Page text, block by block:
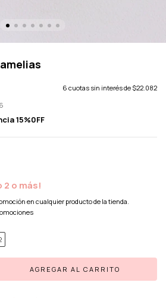
6 cuotas sin interés de $22.082
15%0FF
2 o más!
en cualquier producto de la tienda.